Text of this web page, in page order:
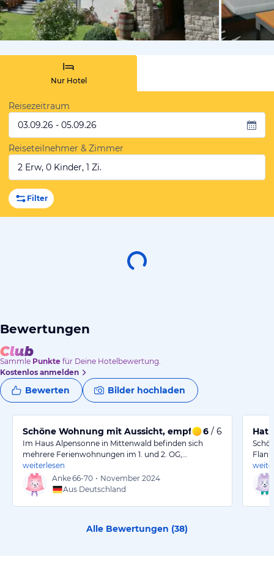
vom
Nur Hotel
Reisezeitraum
03.09.26 - 05.09.26
Reiseteilnehmer & Zimmer
2 Erw, 0 Kinder, 1 Zi.
Filter
Bewertungen
Sammle Punkte für Deine Hotelbewertung.
Kostenlos anmelden
Bewerten Bilder hochladen
Schöne Wohnung mit Aussicht, empfehlenswert,
6 / 6
Im Haus Alpensonne in Mittenwald befinden sich
mehrere Ferienwohnungen im 1. und 2. OG,…
weiterlesen
Anke66-70 • November 2024
Aus Deutschland
Hat
Alle Bewertungen (38)